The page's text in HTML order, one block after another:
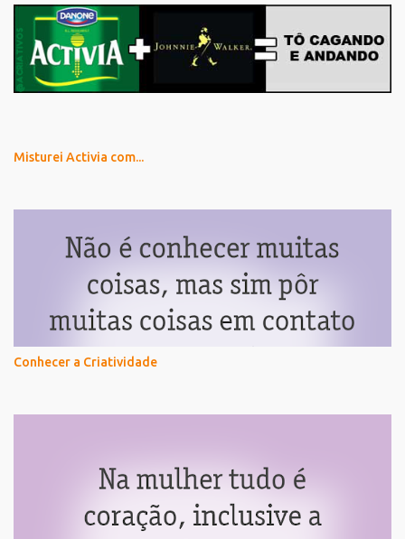
Misturei Activia com...
Conhecer a Criatividade